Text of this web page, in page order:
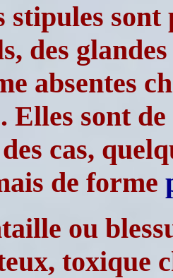
stipules
des
absentes
Elles sont
cas,
de forme
ou
toxique